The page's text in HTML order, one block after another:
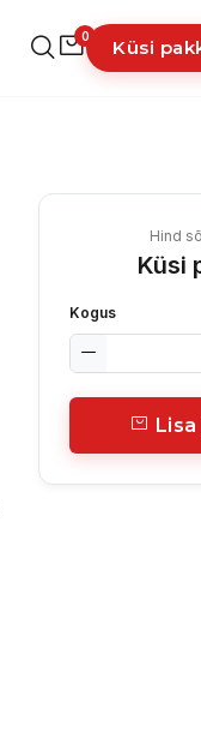
0
Küsi
Hind
Küsi
Kogus